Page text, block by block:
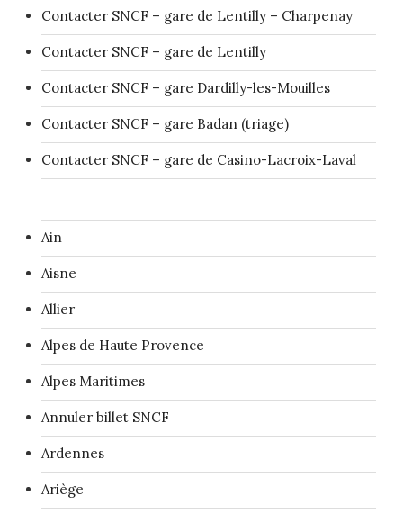
Contacter SNCF – gare de Lentilly – Charpenay
Contacter SNCF – gare de Lentilly
Contacter SNCF – gare Dardilly-les-Mouilles
Contacter SNCF – gare Badan (triage)
Contacter SNCF – gare de Casino-Lacroix-Laval
Ain
Aisne
Allier
Alpes de Haute Provence
Alpes Maritimes
Annuler billet SNCF
Ardennes
Ariège